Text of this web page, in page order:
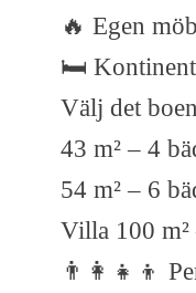
🔥 Egen
🛏️
Välj det
43 m² – 4
54 m² – 6
Villa 100
👨‍👩‍👧‍👦